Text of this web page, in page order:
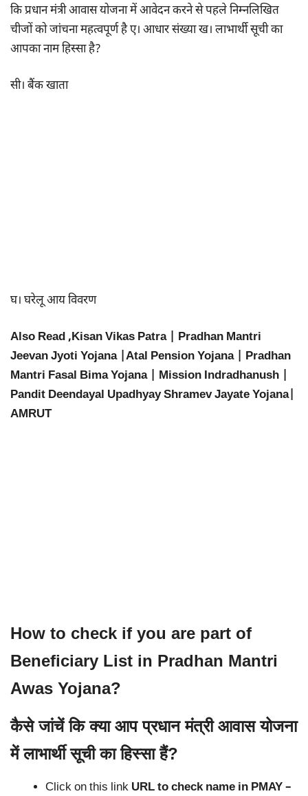
कि प्रधान मंत्री आवास योजना में आवेदन करने से पहले निम्नलिखित
चीजों को जांचना महत्वपूर्ण है ए। आधार संख्या ख। लाभार्थी सूची का
आपका नाम हिस्सा है?
सी। बैंक खाता
घ। घरेलू आय विवरण
Also Read ,Kisan Vikas Patra | Pradhan Mantri
Jeevan Jyoti Yojana |Atal Pension Yojana | Pradhan
Mantri Fasal Bima Yojana | Mission Indradhanush |
Pandit Deendayal Upadhyay Shramev Jayate Yojana|
AMRUT
How to check if you are part of
Beneficiary List in Pradhan Mantri
Awas Yojana?
कैसे जांचें कि क्या आप प्रधान मंत्री आवास योजना
में लाभार्थी सूची का हिस्सा हैं?
Click on this link URL to check name in PMAY –